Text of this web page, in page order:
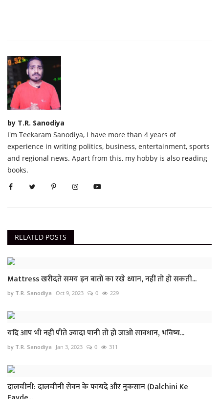
by T.R. Sanodiya
I'm Teekaram Sanodiya, I have more than 4 years of
experience in writing politics, business, entertainment, sports
and regional news. Apart from this, my hobby is also reading
books.
RELATED POSTS
Mattress खरीदते समय इन बातों का रखे ध्यान, नहीं तो हो सकती...
by T.R. Sanodiya Oct 9, 2023 0 229
यदि आप भी नहीं पीते ज्यादा पानी तो हो जाओ सावधान, भविष्य...
by T.R. Sanodiya Jan 3, 2023 0 311
दालचीनी: दालचीनी सेवन के फायदे और नुकसान (Dalchini Ke